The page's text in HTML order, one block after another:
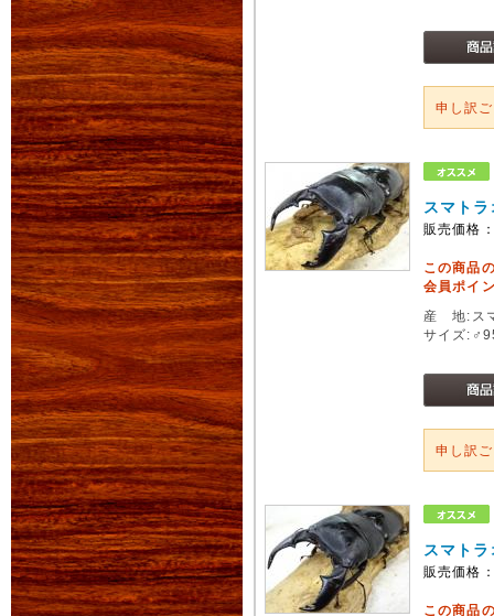
申し訳
スマト
販売価格
この商品
会員ポイ
産 地:ス
サイズ
申し訳
スマト
販売価格
この商品